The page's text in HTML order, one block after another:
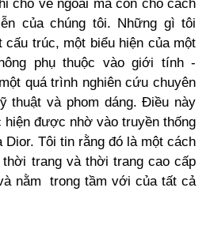
cho vẻ ngoài mà còn cho cách
của chúng tôi. Những gì tôi
cấu trúc, một biểu hiện của một
phụ thuộc vào giới tính -
quá trình nghiên cứu chuyên
thuật và phom dáng. Điều này
được nhờ vào truyền thống
Tôi tin rằng đó là một cách
trang và thời trang cao cấp
nằm trong tầm với của tất cả